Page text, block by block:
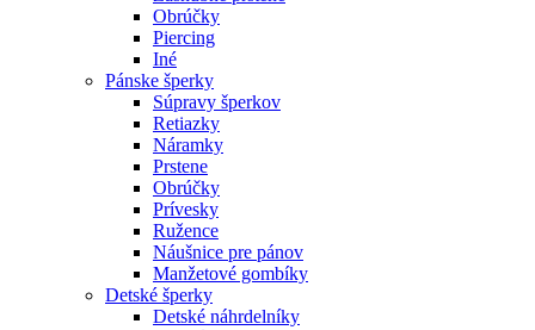
Obrúčky
Piercing
Iné
Pánske šperky
Súpravy šperkov
Retiazky
Náramky
Prstene
Obrúčky
Prívesky
Ružence
Náušnice pre pánov
Manžetové gombíky
Detské šperky
Detské náhrdelníky